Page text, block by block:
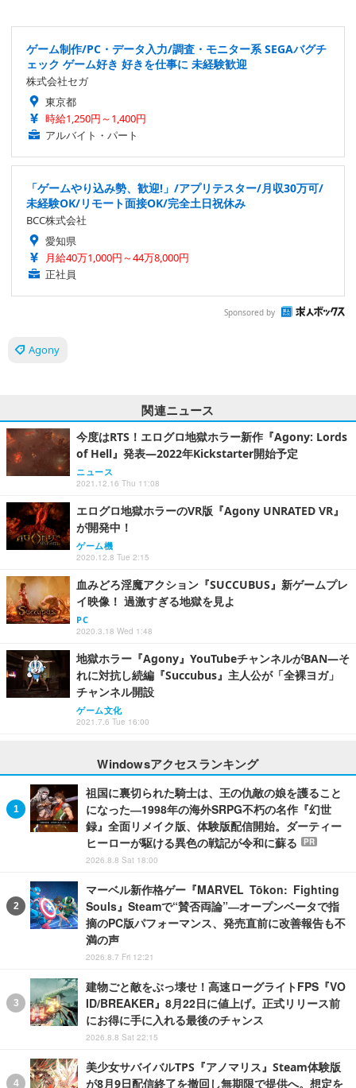
ゲーム制作/PC・データ入力/調査・モニター系 SEGAバグチ
ェック ゲーム好き 好きを仕事に 未経験歓迎
株式会社セガ
東京都
時給1,250円～1,400円
アルバイト・パート
「ゲームやり込み勢、歓迎!」/アプリテスター/月収30万可/
未経験OK/リモート面接OK/完全土日祝休み
BCC株式会社
愛知県
月給40万1,000円～44万8,000円
正社員
Sponsored by
Agony
関連ニュース
今度はRTS！エログロ地獄ホラー新作『Agony: Lords
of Hell』発表―2022年Kickstarter開始予定
ニュース
2021.12.16 Thu 11:08
エログロ地獄ホラーのVR版『Agony UNRATED VR』
が開発中！
ゲーム機
2020.12.8 Tue 2:15
血みどろ淫魔アクション『SUCCUBUS』新ゲームプレ
イ映像！ 過激すぎる地獄を見よ
PC
2020.3.18 Wed 1:48
地獄ホラー『Agony』YouTubeチャンネルがBAN―そ
れに対抗し続編『Succubus』主人公が「全裸ヨガ」
チャンネル開設
ゲーム文化
2021.7.6 Tue 16:00
Windowsアクセスランキング
祖国に裏切られた騎士は、王の仇敵の娘を護ること
になった―1998年の海外SRPG不朽の名作『幻世
録』全面リメイク版、体験版配信開始。ダーティー
ヒーローが駆ける異色の戦記が令和に蘇る
PR
2026.8.8 Sat 18:00
マーベル新作格ゲー『MARVEL Tōkon: Fighting
Souls』Steamで“賛否両論”―オープンベータで指
摘のPC版パフォーマンス、発売直前に改善報告も不
満の声
2026.8.7 Fri 12:21
建物ごと敵をぶっ壊せ！高速ローグライトFPS『VO
ID/BREAKER』8月22日に値上げ。正式リリース前
にお得に手に入れる最後のチャンス
2026.8.8 Sat 22:15
美少女サバイバルTPS『アノマリス』Steam体験版
が8月9日配信終了を撤回し無期限で提供へ。想定を